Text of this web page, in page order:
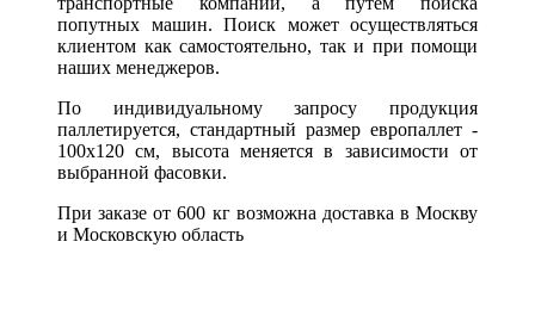
попутных машин. Поиск может осуществляться
клиентом как самостоятельно, так и при помощи
наших менеджеров.
По индивидуальному запросу продукция
паллетируется, стандартный размер европаллет -
100х120 см, высота меняется в зависимости от
выбранной фасовки.
При заказе от 600 кг возможна доставка в Москву
и Московскую область